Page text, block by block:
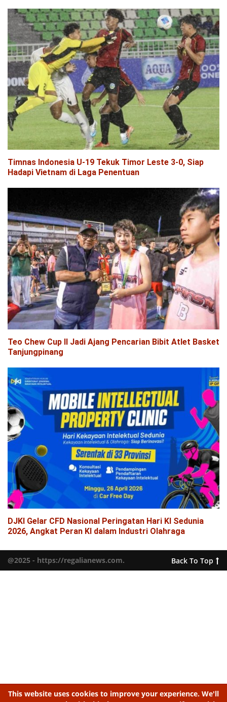
Timnas Indonesia U-19 Tekuk Timor Leste 3-0, Siap
Hadapi Vietnam di Laga Penentuan
Teo Chew Cup II Jadi Ajang Pencarian Bibit Atlet Basket
Tanjungpinang
DJKI Gelar CFD Nasional Peringatan Hari KI Sedunia
2026, Angkat Peran KI dalam Industri Olahraga
@2025 - https://regalianews.com. Back To Top
This website uses cookies to improve your experience. We'll